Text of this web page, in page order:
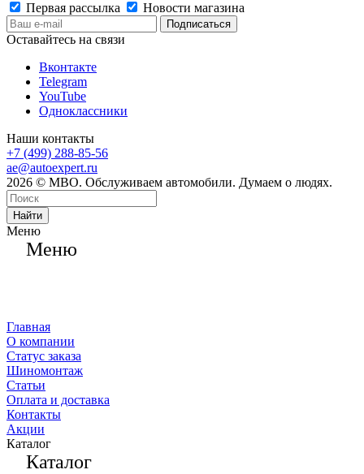
Первая рассылка
Новости магазина
Оставайтесь на связи
Вконтакте
Telegram
YouTube
Одноклассники
Наши контакты
+7 (499) 288-85-56
ae@autoexpert.ru
2026 © МВО. Обслуживаем автомобили. Думаем о людях.
Найти
Меню
Меню
Главная
О компании
Статус заказа
Шиномонтаж
Статьи
Оплата и доставка
Контакты
Акции
Каталог
Каталог